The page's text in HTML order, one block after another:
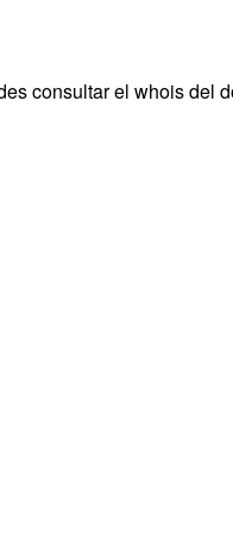
consultar el whois del